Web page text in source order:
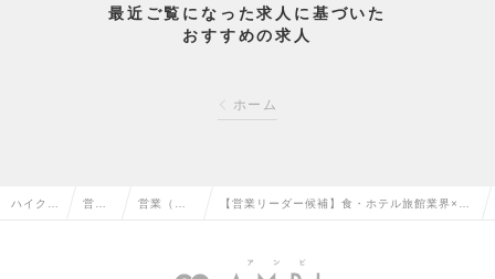
最近ご覧になった求人に基づいた
おすすめの求人
ホーム
ハイクラ 営業 営業（法 【営業リーダー候補】食・ホテル旅館業界×H
業！の求人情報